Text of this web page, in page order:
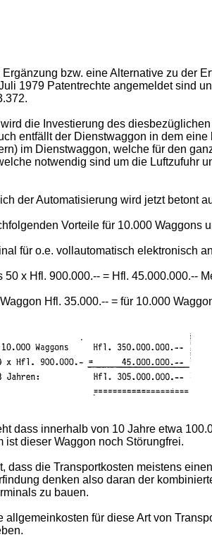
bzw. eine Alternative zu der
1979 Patentrechte angemeldet sind
die Investierung des
entfällt der Dienstwaggon in dem
im Dienstwaggon, welche für den
notwendig sind um die Luftzufuhr
der Automatisierung wird jetzt betont
Vorteile für 10.000 Waggons
für o.e. vollautomatisch elektronisch
50 x Hfl. 900.000.-- = Hfl. 45.000.000.--
Hfl. 35.000.-- = für 10.000
dass innerhalb von 10 Jahre etwa
ist dieser Waggon noch Störungfrei.
dass die Transportkosten meistens
denken also daran der
zu bauen.
allgemeinkosten für diese Art von